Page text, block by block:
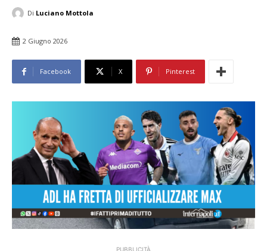
Di Luciano Mottola
2 Giugno 2026
Facebook X Pinterest
PUBBLICITÀ